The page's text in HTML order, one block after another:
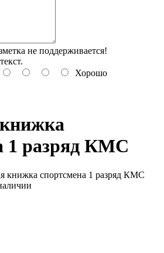
не поддерживается!
Хорошо
1 разряд КМС
книжка спортсмена 1 разряд КМС